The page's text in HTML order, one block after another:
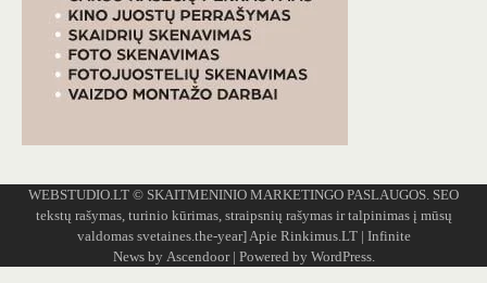
WEBSTUDIO.LT © SKAITMENINIO MARKETINGO PASLAUGOS. SEO
tekstų rašymas, turinio kūrimas, straipsnių rašymas ir talpinimas į mūsų
valdomas svetaines.the-year]Apie Rinkimus.LT| Infinite
News by Ascendoor| Powered by WordPress.